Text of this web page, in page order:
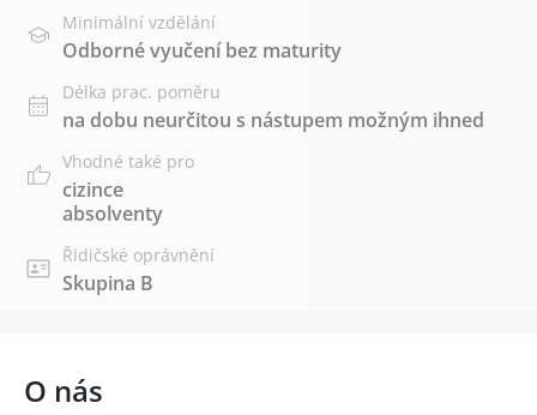
Minimální vzdělání
Odborné vyučení bez maturity
Délka prac. poměru
na dobu neurčitou s nástupem možným ihned
Vhodné také pro
cizince
absolventy
Řidičské oprávnění
Skupina B
O nás